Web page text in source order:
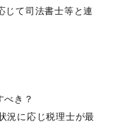
じて司法書士等と連
べき？
況に応じ税理士が最